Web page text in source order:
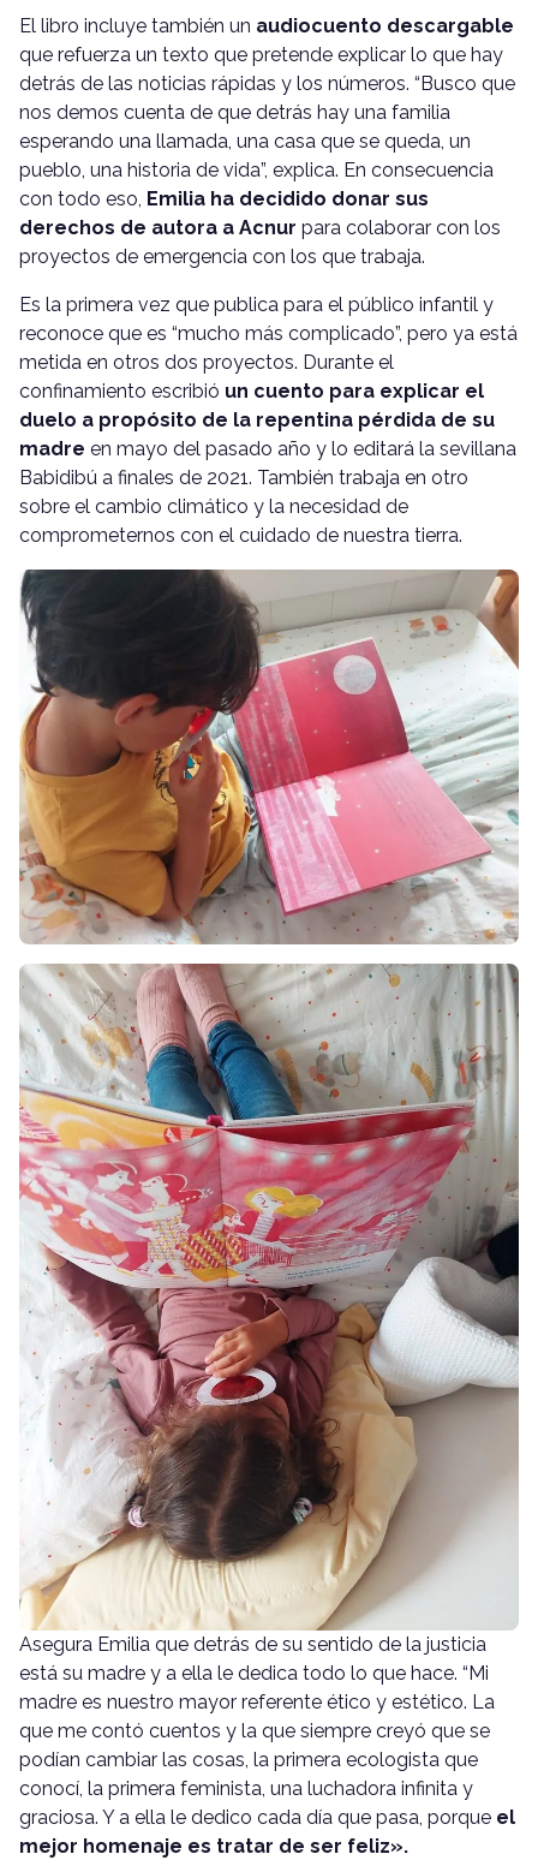
El libro incluye también un audiocuento descargable
que refuerza un texto que pretende explicar lo que hay
detrás de las noticias rápidas y los números. “Busco que
nos demos cuenta de que detrás hay una familia
esperando una llamada, una casa que se queda, un
pueblo, una historia de vida”, explica. En consecuencia
con todo eso, Emilia ha decidido donar sus
derechos de autora a Acnur para colaborar con los
proyectos de emergencia con los que trabaja.
Es la primera vez que publica para el público infantil y
reconoce que es “mucho más complicado”, pero ya está
metida en otros dos proyectos. Durante el
confinamiento escribió un cuento para explicar el
duelo a propósito de la repentina pérdida de su
madre en mayo del pasado año y lo editará la sevillana
Babidibú a finales de 2021. También trabaja en otro
sobre el cambio climático y la necesidad de
comprometernos con el cuidado de nuestra tierra.
Asegura Emilia que detrás de su sentido de la justicia
está su madre y a ella le dedica todo lo que hace. “Mi
madre es nuestro mayor referente ético y estético. La
que me contó cuentos y la que siempre creyó que se
podían cambiar las cosas, la primera ecologista que
conocí, la primera feminista, una luchadora infinita y
graciosa. Y a ella le dedico cada día que pasa, porque el
mejor homenaje es tratar de ser feliz».